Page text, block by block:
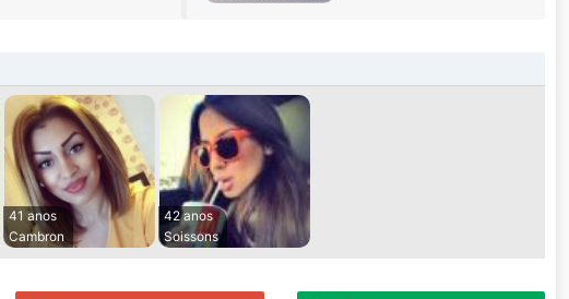
41 anos
Cambron
42 anos
Soissons